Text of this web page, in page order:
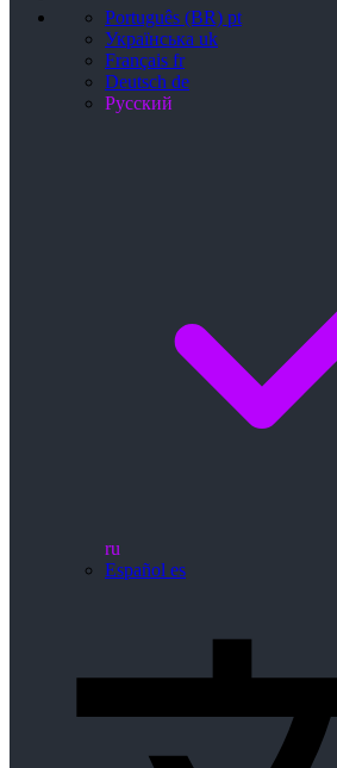
Português (BR) pt
Українська uk
Français fr
Deutsch de
Русский
ru
Español es